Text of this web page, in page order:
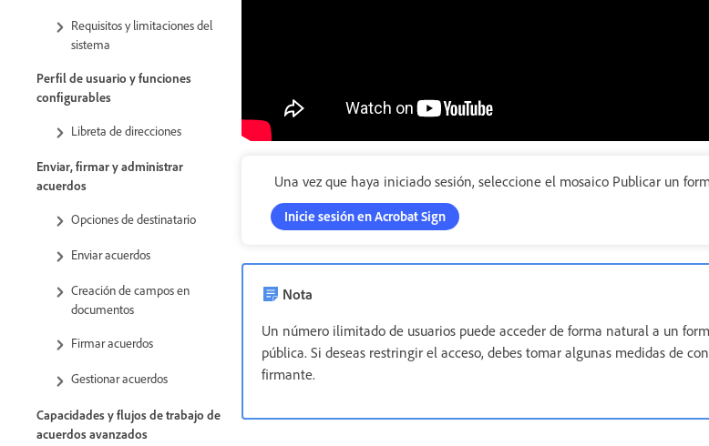
Requisitos y limitaciones del
sistema
Perfil de usuario y funciones
configurables
Libreta de direcciones
Enviar, firmar y administrar
acuerdos
Opciones de destinatario
Enviar acuerdos
Creación de campos en
documentos
Firmar acuerdos
Gestionar acuerdos
Capacidades y flujos de trabajo de
acuerdos avanzados
Una vez que haya iniciado sesión, seleccione el mosaico Publicar un
Inicie sesión en Acrobat Sign
Nota
Un número ilimitado de usuarios puede acceder de forma natural a un
pública. Si deseas restringir el acceso, debes tomar algunas medidas de
firmante.